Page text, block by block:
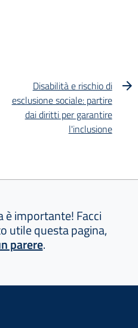
Disabilità e rischio di
esclusione sociale: partire
dai diritti per garantire
l'inclusione
importante! Facci
utile questa pagina,
parere.